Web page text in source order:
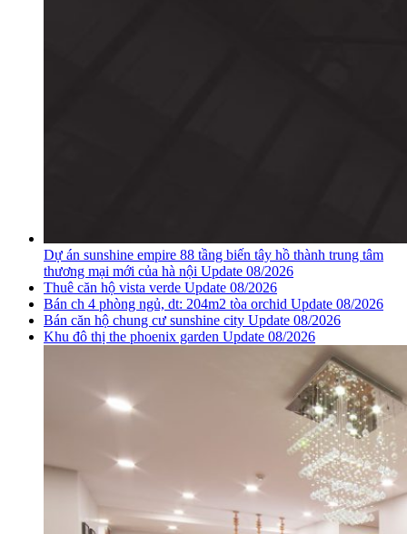
Dự án sunshine empire 88 tầng biến tây hồ thành trung tâm
thương mại mới của hà nội Update 08/2026
Thuê căn hộ vista verde Update 08/2026
Bán ch 4 phòng ngủ, dt: 204m2 tòa orchid Update 08/2026
Bán căn hộ chung cư sunshine city Update 08/2026
Khu đô thị the phoenix garden Update 08/2026